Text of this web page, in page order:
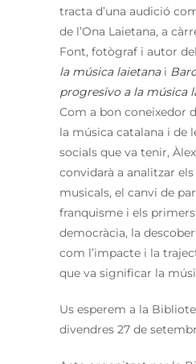
tracta d’una audició
de l’Ona Laietana, a
Font, fotògraf i autor
la música laietanai
progresivo a la música
Com a bon coneixedor
la música catalana i de
socials que va tenir,
convidarà a analitzar
musicals, el canvi de
franquisme i els
democràcia, la
com l’impacte i la
que va significar la
Us esperem a la
divendres 27 de